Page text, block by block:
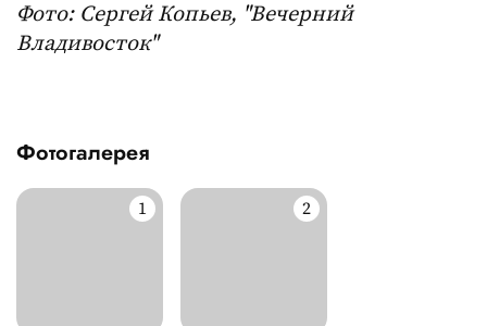
Фото: Сергей Копьев, "Вечерний
Владивосток"
Фотогалерея